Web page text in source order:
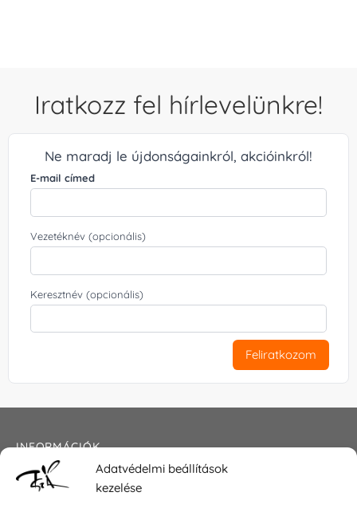
Adatvédelmi beállítások
kezelése
Iratkozz fel hírlevelünkre!
Ne maradj le újdonságainkról, akcióinkról!
E-mail címed
Vezetéknév (opcionális)
Keresztnév (opcionális)
Feliratkozom
INFORMÁCIÓK
Általános szerződési feltételek